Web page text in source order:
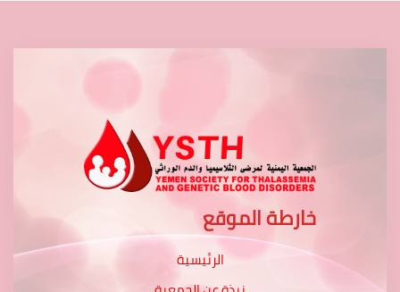
خارطة الموقع
الرئيسية